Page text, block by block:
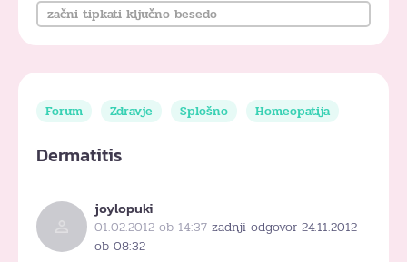
Forum Zdravje Splošno Homeopatija
Dermatitis
joylopuki
01.02.2012 ob 14:37 zadnji odgovor 24.11.2012
ob 08:32